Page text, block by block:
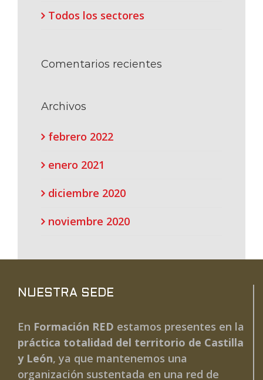
Todos los sectores
Comentarios recientes
Archivos
febrero 2022
enero 2021
diciembre 2020
noviembre 2020
NUESTRA SEDE
En Formación RED estamos presentes en la
práctica totalidad del territorio de Castilla
y León, ya que mantenemos una
organización sustentada en una red de